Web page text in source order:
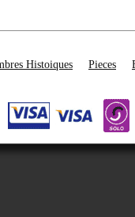
Histoiques Pieces